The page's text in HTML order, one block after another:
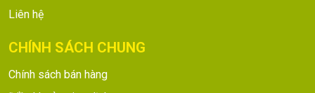
Liên hệ
CHÍNH SÁCH CHUNG
Chính sách bán hàng